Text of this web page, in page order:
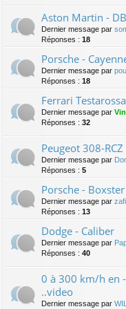
Aston Martin -
Dernier message par
Réponses : 18
Porsche -
Dernier message par
Réponses : 18
Ferrari
Dernier message par
Réponses : 32
Peugeot 308-
Dernier message par
Réponses : 5
Porsche - Boxster
Dernier message par
Réponses : 13
Dodge - Caliber
Dernier message par
Réponses : 40
0 à 300 km/h en
..video
Dernier message par WIL.